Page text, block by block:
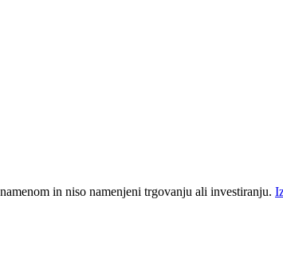
in niso namenjeni trgovanju ali investiranju.